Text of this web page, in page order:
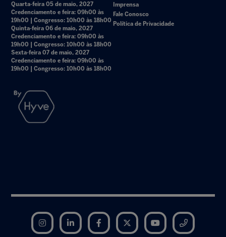
Quarta-feira 05 de maio, 2027
Credenciamento e feira: 09h00 às
19h00 | Congresso: 10h00 às 18h00
Quinta-feira 06 de maio, 2027
Credenciamento e feira: 09h00 às
19h00 | Congresso: 10h00 às 18h00
Sexta-feira 07 de maio, 2027
Credenciamento e feira: 09h00 às
19h00 | Congresso: 10h00 às 18h00
Imprensa
Fale Conosco
Política de Privacidade
Instagram LinkedIn Facebook Twitter YouTube